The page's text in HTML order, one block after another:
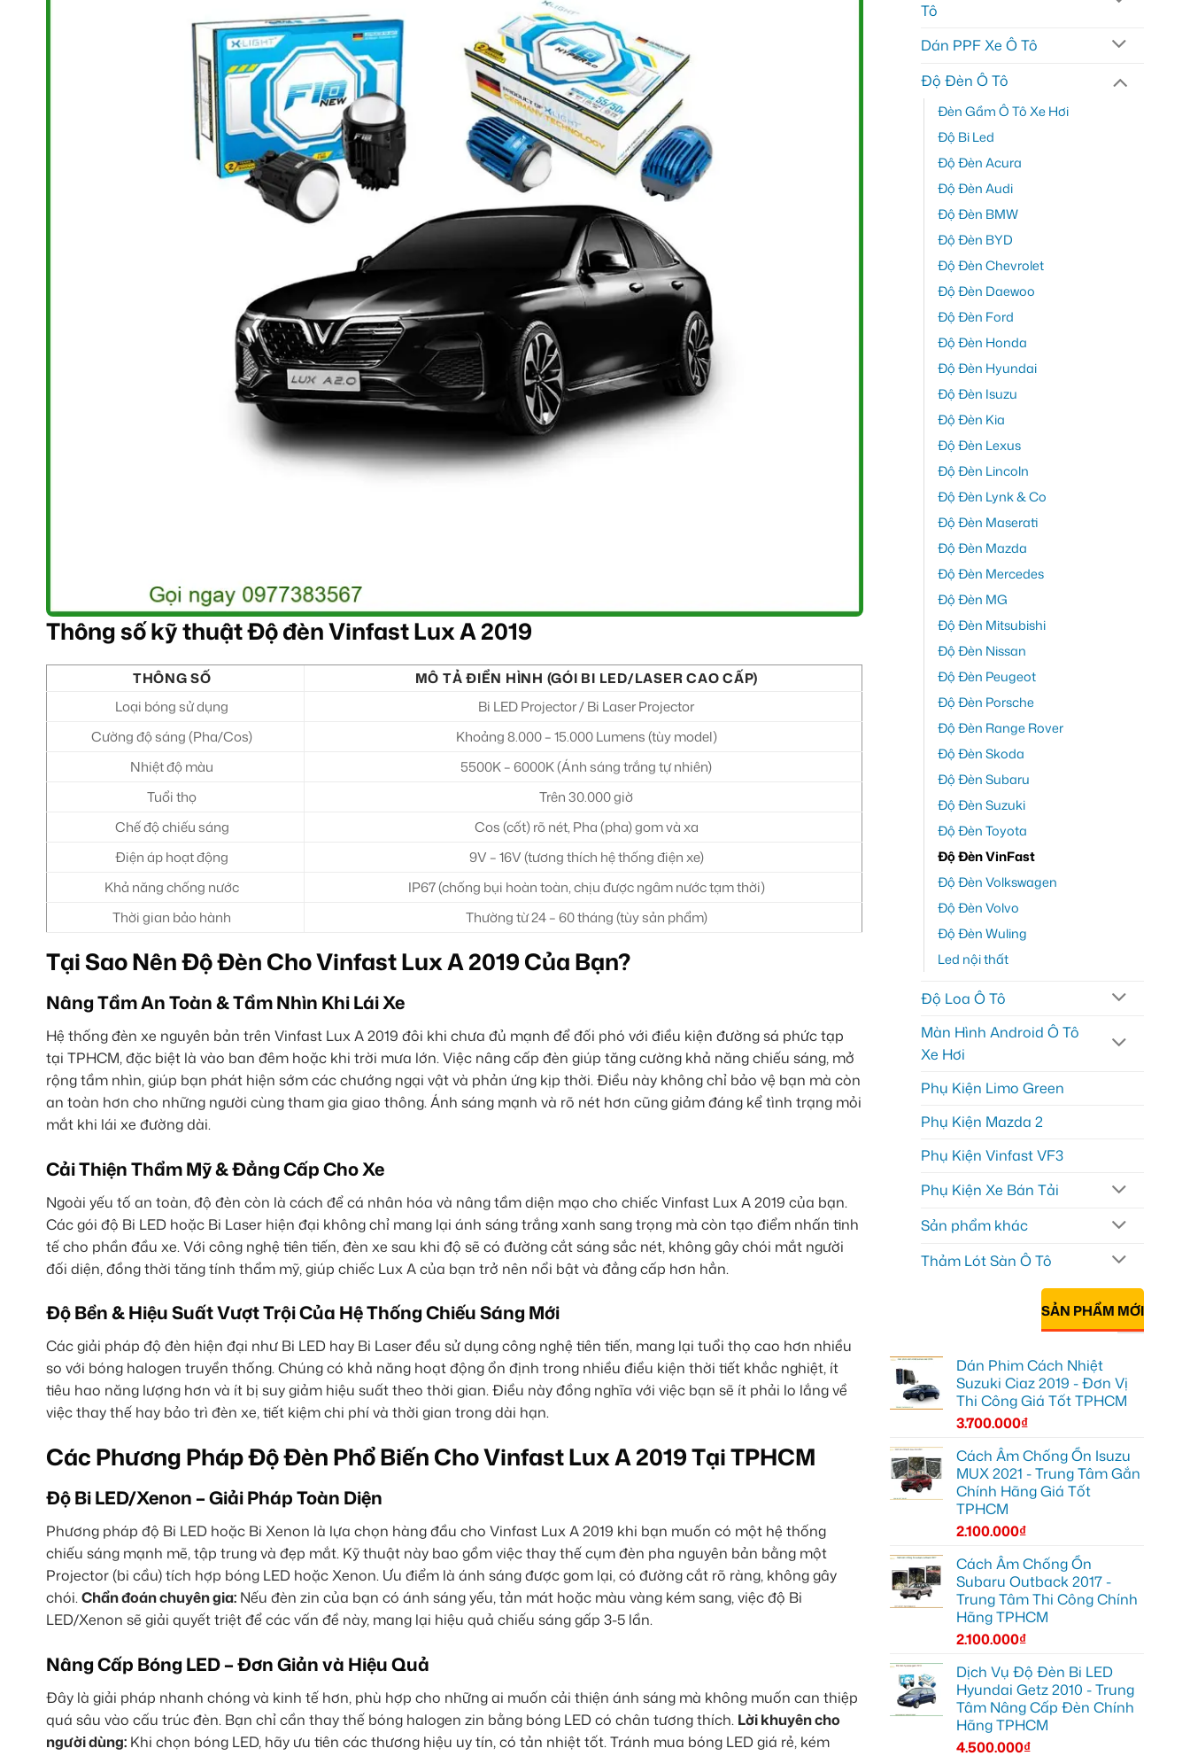
Thông số kỹ thuật Độ đèn Vinfast Lux A 2019
THÔNG SỐ
MÔ TẢ ĐIỂN HÌNH (GÓI BI LED/LASER CAO CẤP)
Loại bóng sử dụng
Bi LED Projector / Bi Laser Projector
Cường độ sáng (Pha/Cos)
Khoảng 8.000 – 15.000 Lumens (tùy model)
Nhiệt độ màu
5500K – 6000K (Ánh sáng trắng tự nhiên)
Tuổi thọ
Trên 30.000 giờ
Chế độ chiếu sáng
Cos (cốt) rõ nét, Pha (pha) gom và xa
Điện áp hoạt động
9V – 16V (tương thích hệ thống điện xe)
Khả năng chống nước
IP67 (chống bụi hoàn toàn, chịu được ngâm nước tạm thời)
Thời gian bảo hành
Thường từ 24 – 60 tháng (tùy sản phẩm)
Tại Sao Nên Độ Đèn Cho Vinfast Lux A 2019 Của Bạn?
Nâng Tầm An Toàn & Tầm Nhìn Khi Lái Xe
Hệ thống đèn xe nguyên bản trên Vinfast Lux A 2019 đôi khi chưa đủ mạnh để đối phó với điều kiện đường sá phức tạp
tại TPHCM, đặc biệt là vào ban đêm hoặc khi trời mưa lớn. Việc nâng cấp đèn giúp tăng cường khả năng chiếu sáng, mở
rộng tầm nhìn, giúp bạn phát hiện sớm các chướng ngại vật và phản ứng kịp thời. Điều này không chỉ bảo vệ bạn mà còn
an toàn hơn cho những người cùng tham gia giao thông. Ánh sáng mạnh và rõ nét hơn cũng giảm đáng kể tình trạng mỏi
mắt khi lái xe đường dài.
Cải Thiện Thẩm Mỹ & Đẳng Cấp Cho Xe
Ngoài yếu tố an toàn, độ đèn còn là cách để cá nhân hóa và nâng tầm diện mạo cho chiếc Vinfast Lux A 2019 của bạn.
Các gói độ Bi LED hoặc Bi Laser hiện đại không chỉ mang lại ánh sáng trắng xanh sang trọng mà còn tạo điểm nhấn tinh
tế cho phần đầu xe. Với công nghệ tiên tiến, đèn xe sau khi độ sẽ có đường cắt sáng sắc nét, không gây chói mắt người
đối diện, đồng thời tăng tính thẩm mỹ, giúp chiếc Lux A của bạn trở nên nổi bật và đẳng cấp hơn hẳn.
Độ Bền & Hiệu Suất Vượt Trội Của Hệ Thống Chiếu Sáng Mới
Các giải pháp độ đèn hiện đại như Bi LED hay Bi Laser đều sử dụng công nghệ tiên tiến, mang lại tuổi thọ cao hơn nhiều
so với bóng halogen truyền thống. Chúng có khả năng hoạt động ổn định trong nhiều điều kiện thời tiết khắc nghiệt, ít
tiêu hao năng lượng hơn và ít bị suy giảm hiệu suất theo thời gian. Điều này đồng nghĩa với việc bạn sẽ ít phải lo lắng về
việc thay thế hay bảo trì đèn xe, tiết kiệm chi phí và thời gian trong dài hạn.
Các Phương Pháp Độ Đèn Phổ Biến Cho Vinfast Lux A 2019 Tại TPHCM
Độ Bi LED/Xenon – Giải Pháp Toàn Diện
Phương pháp độ Bi LED hoặc Bi Xenon là lựa chọn hàng đầu cho Vinfast Lux A 2019 khi bạn muốn có một hệ thống
chiếu sáng mạnh mẽ, tập trung và đẹp mắt. Kỹ thuật này bao gồm việc thay thế cụm đèn pha nguyên bản bằng một
Projector (bi cầu) tích hợp bóng LED hoặc Xenon. Ưu điểm là ánh sáng được gom lại, có đường cắt rõ ràng, không gây
chói.Chẩn đoán chuyên gia: Nếu đèn zin của bạn có ánh sáng yếu, tản mát hoặc màu vàng kém sang, việc độ Bi
LED/Xenon sẽ giải quyết triệt để các vấn đề này, mang lại hiệu quả chiếu sáng gấp 3-5 lần.
Nâng Cấp Bóng LED – Đơn Giản và Hiệu Quả
Đây là giải pháp nhanh chóng và kinh tế hơn, phù hợp cho những ai muốn cải thiện ánh sáng mà không muốn can thiệp
quá sâu vào cấu trúc đèn. Bạn chỉ cần thay thế bóng halogen zin bằng bóng LED có chân tương thích. Lời khuyên cho
người dùng: Khi chọn bóng LED, hãy ưu tiên các thương hiệu uy tín, có tản nhiệt tốt. Tránh mua bóng LED giá rẻ, kém
Tô
Dán PPF Xe Ô Tô
Độ Đèn Ô Tô
Đèn Gầm Ô Tô Xe Hơi
Độ Bi Led
Độ Đèn Acura
Độ Đèn Audi
Độ Đèn BMW
Độ Đèn BYD
Độ Đèn Chevrolet
Độ Đèn Daewoo
Độ Đèn Ford
Độ Đèn Honda
Độ Đèn Hyundai
Độ Đèn Isuzu
Độ Đèn Kia
Độ Đèn Lexus
Độ Đèn Lincoln
Độ Đèn Lynk & Co
Độ Đèn Maserati
Độ Đèn Mazda
Độ Đèn Mercedes
Độ Đèn MG
Độ Đèn Mitsubishi
Độ Đèn Nissan
Độ Đèn Peugeot
Độ Đèn Porsche
Độ Đèn Range Rover
Độ Đèn Skoda
Độ Đèn Subaru
Độ Đèn Suzuki
Độ Đèn Toyota
Độ Đèn VinFast
Độ Đèn Volkswagen
Độ Đèn Volvo
Độ Đèn Wuling
Led nội thất
Độ Loa Ô Tô
Màn Hình Android Ô Tô
Xe Hơi
Phụ Kiện Limo Green
Phụ Kiện Mazda 2
Phụ Kiện Vinfast VF3
Phụ Kiện Xe Bán Tải
Sản phẩm khác
Thảm Lót Sàn Ô Tô
SẢN PHẨM MỚI
Dán Phim Cách Nhiệt
Suzuki Ciaz 2019 - Đơn Vị
Thi Công Giá Tốt TPHCM
3.700.000₫
Cách Âm Chống Ồn Isuzu
MUX 2021 - Trung Tâm Gắn
Chính Hãng Giá Tốt
TPHCM
2.100.000₫
Cách Âm Chống Ồn
Subaru Outback 2017 -
Trung Tâm Thi Công Chính
Hãng TPHCM
2.100.000₫
Dịch Vụ Độ Đèn Bi LED
Hyundai Getz 2010 - Trung
Tâm Nâng Cấp Đèn Chính
Hãng TPHCM
4.500.000₫